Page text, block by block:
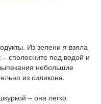
Из зелени я взяла
– сполосните под водой и
небольшие
из силикона.
– она легко